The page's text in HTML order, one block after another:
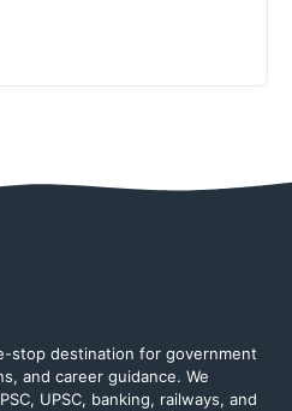
stop destination for government
and career guidance. We
UPSC, banking, railways, and